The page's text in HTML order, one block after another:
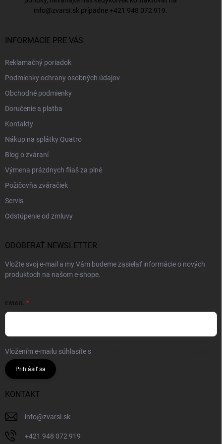
info@zvarsi.sk prípadne +421 948 072 919
INFORMÁCIE PRE VÁS
Reklamačný poriadok
Podmienky ochrany osobných údajov
Obchodné podmienky
Doručenie a platba
Kontakty
Nákup na splátky Quatro
Blog o zváraní
Výmena prázdnych fliaš za plné
Požičovňa zváračiek
Servis
Odstúpenie od zmluvy
ODOBERAŤ NEWSLETTER
Vložte svoj e-mail a my Vám budeme zasielať informácie o nových
produktoch na našom e-shope.
EMAIL
Vložením e-mailu súhlasíte s
Prihlásiť sa
KONTAKT
info@zvarsi.sk
+421 948 072 919